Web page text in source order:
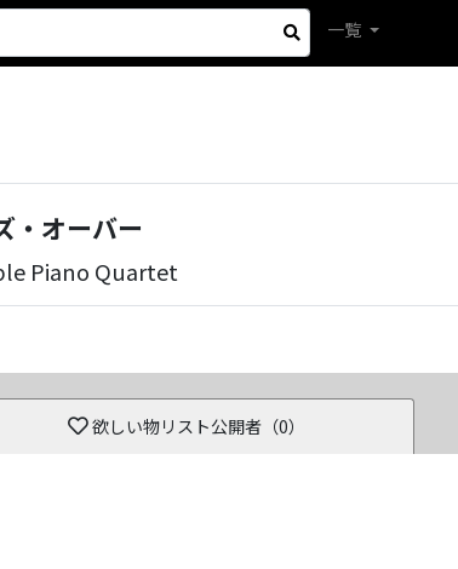
一覧
・オーバー
Piano Quartet
欲しい物リスト公開者（0）